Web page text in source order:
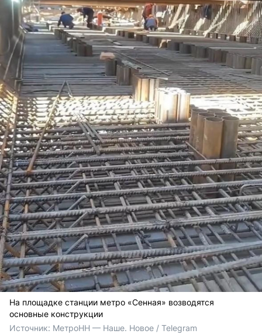
На площадке станции метро «Сенная» возводятся
основные конструкции
Источник: МетроНН — Наше. Новое / Telegram